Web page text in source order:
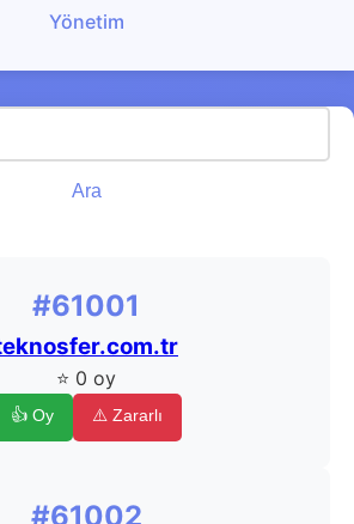
Yönetim
Ara
#61001
⭐ 0 oy
👍 Oy ⚠️ Zararlı
#61002